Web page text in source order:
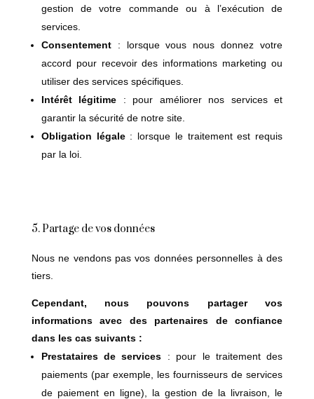
gestion de votre commande ou à l’exécution de
services.
Consentement: lorsque vous nous donnez votre
accord pour recevoir des informations marketing ou
utiliser des services spécifiques.
Intérêt légitime : pour améliorer nos services et
garantir la sécurité de notre site.
Obligation légale: lorsque le traitement est requis
par la loi.
5. Partage de vos données
Nous ne vendons pas vos données personnelles à des
tiers.
Cependant, nous pouvons partager vos
informations avec des partenaires de confiance
dans les cas suivants :
Prestataires de services : pour le traitement des
paiements (par exemple, les fournisseurs de services
de paiement en ligne), la gestion de la livraison, le